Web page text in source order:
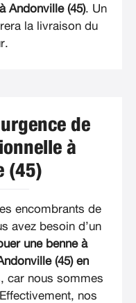
Andonville (45). Un
la livraison du
de
à
(45)
encombrants de
avez besoin d’un
une benne à
(45) en
car nous sommes
nos